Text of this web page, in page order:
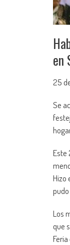
en
25
Se
Este
Hizo
Los
que